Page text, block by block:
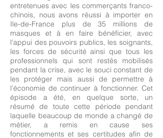
entretenues avec les commerçants franco-
chinois, nous avons réussi à importer en
Ile-de-France plus de 35 millions de
masques et à en faire bénéficier, avec
l’appui des pouvoirs publics, les soignants,
les forces de sécurité ainsi que tous les
professionnels qui sont restés mobilisés
pendant la crise, avec le souci constant de
les protéger mais aussi de permettre à
l’économie de continuer à fonctionner. Cet
épisode a été, en quelque sorte, un
résumé de toute cette période pendant
laquelle beaucoup de monde a changé de
métier, a remis en cause ses
fonctionnements et ses certitudes afin de